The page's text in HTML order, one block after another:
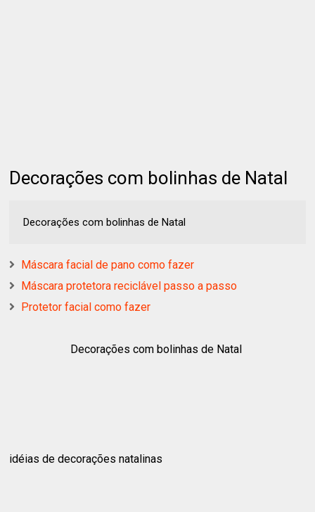
Decorações com bolinhas de Natal
Decorações com bolinhas de Natal
Máscara facial de pano como fazer
Máscara protetora reciclável passo a passo
Protetor facial como fazer
Decorações com bolinhas de Natal
idéias de decorações natalinas